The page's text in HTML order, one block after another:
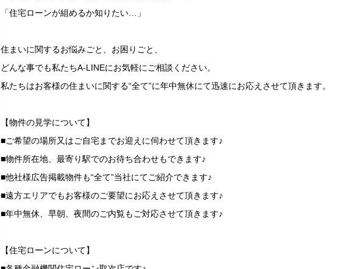
「住宅ローンが組めるか知りたい…」
住まいに関するお悩みごと、お困りごと、
どんな事でも私たちA-LINEにお気軽にご相談ください。
私たちはお客様の住まいに関する“全て”に年中無休にて迅速にお応えさせて頂きます。
【物件の見学について】
■ご希望の場所又はご自宅までお迎えに伺わせて頂きます♪
■物件所在地、最寄り駅でのお待ち合わせもできます♪
■他社様広告掲載物件も“全て”当社にてご紹介できます♪
■遠方エリアでもお客様のご要望にお応えさせて頂きます♪
■年中無休、早朝、夜間のご内覧もご対応させて頂きます♪
【住宅ローンについて】